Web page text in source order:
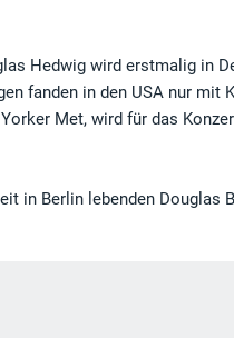
Hedwig wird erstmalig in
fanden in den USA nur mit
Met, wird für das
in Berlin lebenden Douglas